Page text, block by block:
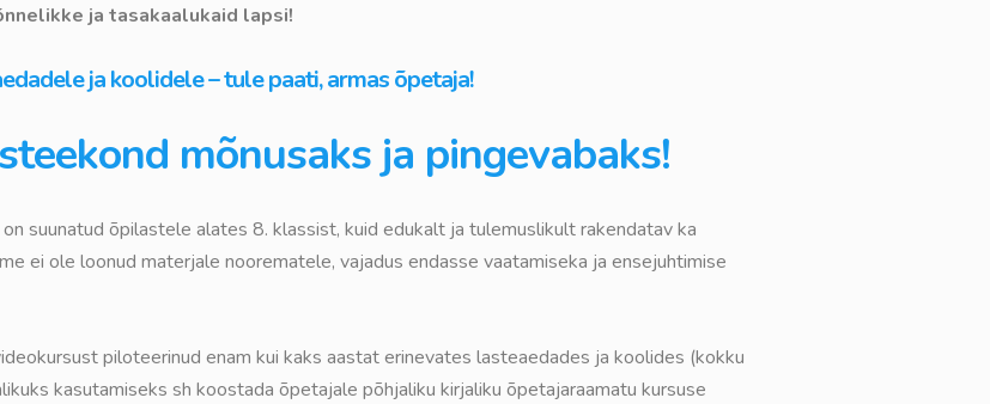
ja tasakaalukaid lapsi!
ja koolidele – tule paati, armas õpetaja!
mõnusaks ja pingevabaks!
on suunatud õpilastele alates 8. klassist, kuid edukalt ja tulemuslikult rakendatav ka
ei ole loonud materjale noorematele, vajadus endasse vaatamiseka ja ensejuhtimise
piloteerinud enam kui kaks aastat erinevates lasteaedades ja koolides (kokku
kasutamiseks sh koostada õpetajale põhjaliku kirjaliku õpetajaraamatu kursuse